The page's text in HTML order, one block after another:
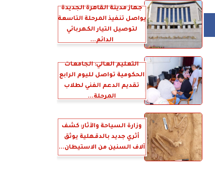
جهاز مدينة القاهرة الجديدة
يواصل تنفيذ المرحلة التاسعة
لتوصيل التيار الكهربائي
الدائم...
التعليم العالي: الجامعات
الحكومية تواصل لليوم الرابع
تقديم الدعم الفني لطلاب
المرحلة...
وزارة السياحة والآثار: كشف
أثري جديد بالدقهلية يوثق
آلاف السنين من الاستيطان...